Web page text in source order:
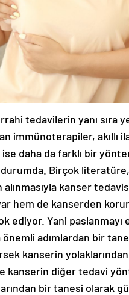
tedavilerin yanı sıra
immünoterapiler,
ise daha da farklı bir
Birçok literatüre,
kanser
hem de kanserden
ediyor. Yani
adımlardan bir
kanserin
kanserin diğer tedavi
bir tanesi olarak